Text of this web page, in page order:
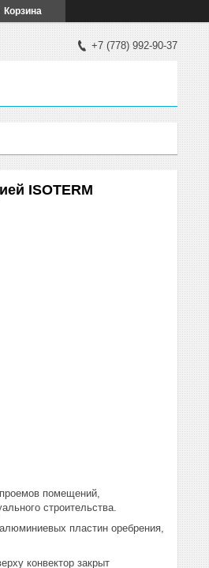
Корзина
+7 (778) 992-90-37
ISOTERM
помещений,
строительства.
пластин оребрения,
конвектор закрыт